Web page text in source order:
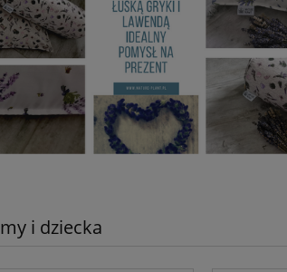
i dziecka